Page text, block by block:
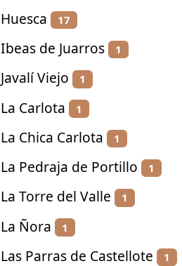
Huesca 17
Ibeas de Juarros 1
Javalí Viejo 1
La Carlota 1
La Chica Carlota 1
La Pedraja de Portillo 1
La Torre del Valle 1
La Ñora 1
Las Parras de Castellote 1